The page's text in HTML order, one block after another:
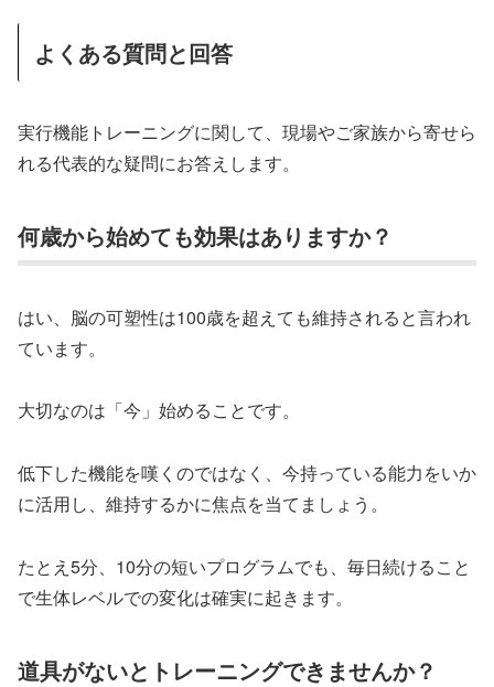
よくある質問と回答
実行機能トレーニングに関して、現場やご家族から寄せら
れる代表的な疑問にお答えします。
何歳から始めても効果はありますか？
はい、脳の可塑性は100歳を超えても維持されると言われ
ています。
大切なのは「今」始めることです。
低下した機能を嘆くのではなく、今持っている能力をいか
に活用し、維持するかに焦点を当てましょう。
たとえ5分、10分の短いプログラムでも、毎日続けること
で生体レベルでの変化は確実に起きます。
道具がないとトレーニングできませんか？